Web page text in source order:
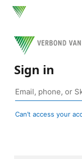
Sign in
Can’t access your